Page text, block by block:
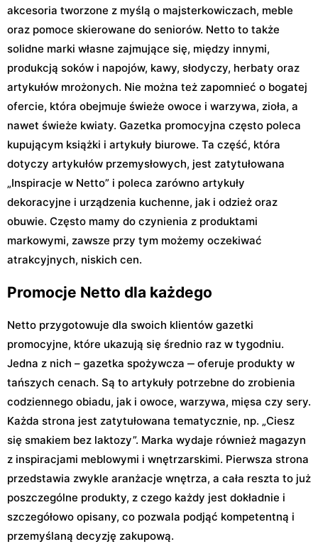
akcesoria tworzone z myślą o majsterkowiczach, meble
oraz pomoce skierowane do seniorów. Netto to także
solidne marki własne zajmujące się, między innymi,
produkcją soków i napojów, kawy, słodyczy, herbaty oraz
artykułów mrożonych. Nie można też zapomnieć o bogatej
ofercie, która obejmuje świeże owoce i warzywa, zioła, a
nawet świeże kwiaty. Gazetka promocyjna często poleca
kupującym książki i artykuły biurowe. Ta część, która
dotyczy artykułów przemysłowych, jest zatytułowana
„Inspiracje w Netto” i poleca zarówno artykuły
dekoracyjne i urządzenia kuchenne, jak i odzież oraz
obuwie. Często mamy do czynienia z produktami
markowymi, zawsze przy tym możemy oczekiwać
atrakcyjnych, niskich cen.
Promocje Netto dla każdego
Netto przygotowuje dla swoich klientów gazetki
promocyjne, które ukazują się średnio raz w tygodniu.
Jedna z nich – gazetka spożywcza ‒ oferuje produkty w
tańszych cenach. Są to artykuły potrzebne do zrobienia
codziennego obiadu, jak i owoce, warzywa, mięsa czy sery.
Każda strona jest zatytułowana tematycznie, np. „Ciesz
się smakiem bez laktozy”. Marka wydaje również magazyn
z inspiracjami meblowymi i wnętrzarskimi. Pierwsza strona
przedstawia zwykle aranżacje wnętrza, a cała reszta to już
poszczególne produkty, z czego każdy jest dokładnie i
szczegółowo opisany, co pozwala podjąć kompetentną i
przemyślaną decyzję zakupową.